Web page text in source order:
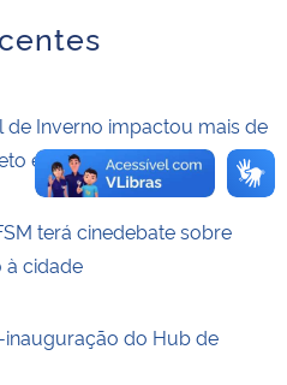
de Inverno impactou mais de
e Santa Maria
terá cinedebate sobre
à cidade
inauguração do Hub de